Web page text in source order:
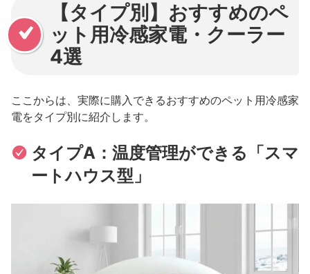
【タイプ別】おすすめのペ
ット用冷感家電・クーラー
4選
ここからは、実際に購入できるおすすめのペット用冷感家
電をタイプ別に紹介します。
タイプA：温度管理ができる「スマ
ートハウス型」